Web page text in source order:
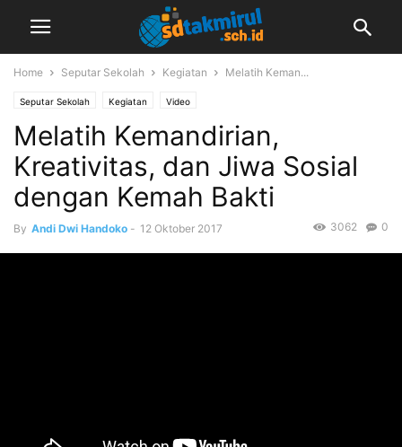
Home Seputar Sekolah Kegiatan Melatih Keman...
Seputar Sekolah Kegiatan Video
Melatih Kemandirian,
Kreativitas, dan Jiwa Sosial
dengan Kemah Bakti
By Andi Dwi Handoko - 12 Oktober 2017 0
3062